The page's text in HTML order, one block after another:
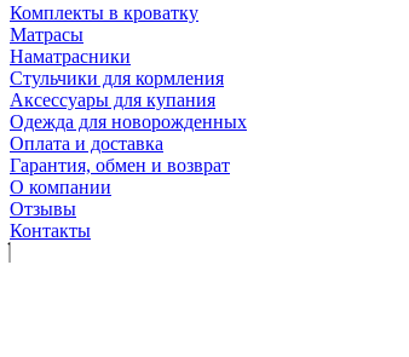
Комплекты в кроватку
Матрасы
Наматрасники
Стульчики для кормления
Аксессуары для купания
Одежда для новорожденных
Оплата и доставка
Гарантия, обмен и возврат
О компании
Отзывы
Контакты